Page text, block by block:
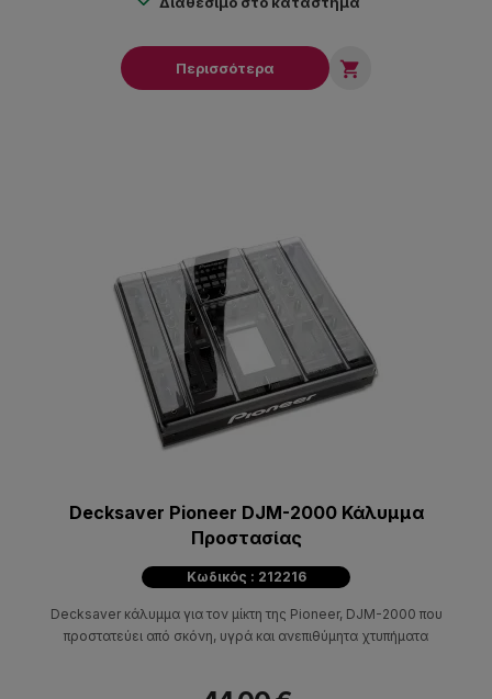
Περισσότερα 
Decksaver Pioneer DJM-2000 Κάλυμμα
Προστασίας
Κωδικός : 212216
Decksaver κάλυμμα για τον μίκτη της Pioneer, DJM-2000 που
προστατεύει από σκόνη, υγρά και ανεπιθύμητα χτυπήματα